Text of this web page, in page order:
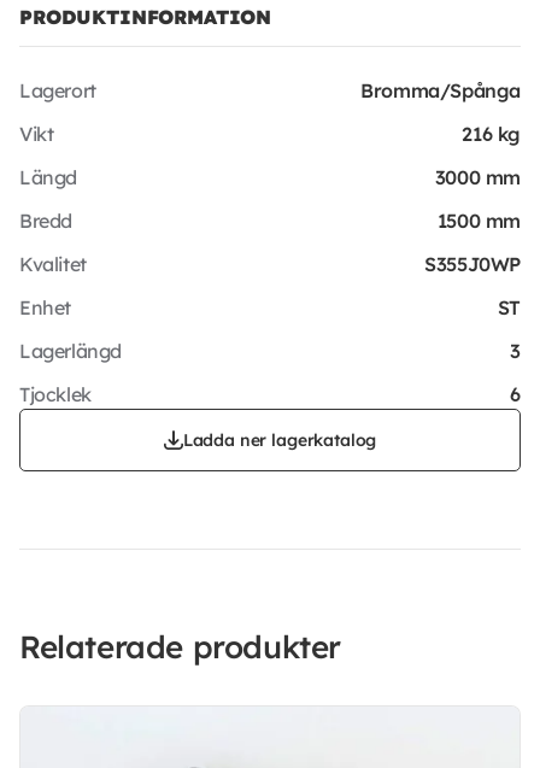
PRODUKTINFORMATION
Lagerort
Bromma/Spånga
Vikt
216 kg
Längd
3000 mm
Bredd
1500 mm
Kvalitet
S355J0WP
Enhet
ST
Lagerlängd
3
Tjocklek
6
Ladda ner lagerkatalog
Relaterade produkter